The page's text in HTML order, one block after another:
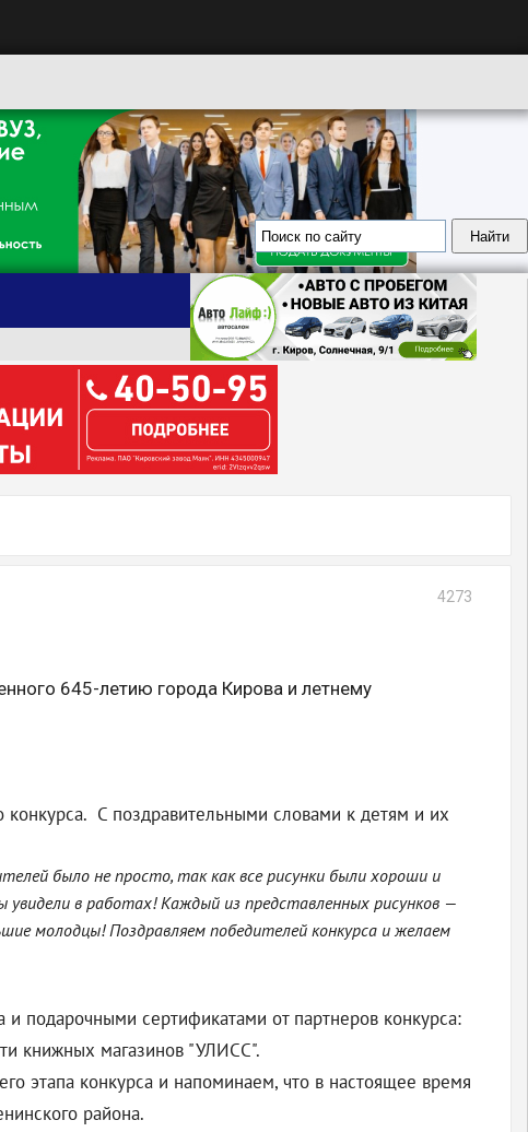
4273
645-летию города Кирова и летнему
С поздравительными словами к детям и их
было не просто, так как все рисунки были хороши и
в работах! Каждый из представленных рисунков —
молодцы! Поздравляем победителей конкурса и желаем
подарочными сертификатами от партнеров конкурса:
книжных магазинов "УЛИСС".
этапа конкурса и напоминаем, что в настоящее время
района.